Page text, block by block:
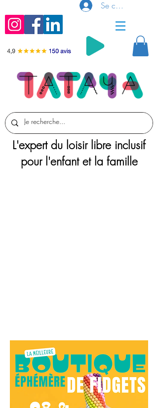
Se connecter
L'expert du loisir libre inclusif
pour l'enfant et la famille